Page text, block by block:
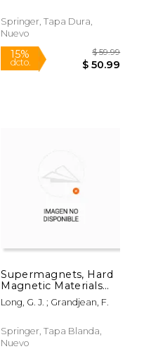
15%
dcto.
Springer, Tapa Dura,
Nuevo
Supermagnets, Hard
Magnetic Materials
(en Inglés)
Long, G. J. ; Grandjean, F.
Springer, Tapa Blanda,
Nuevo